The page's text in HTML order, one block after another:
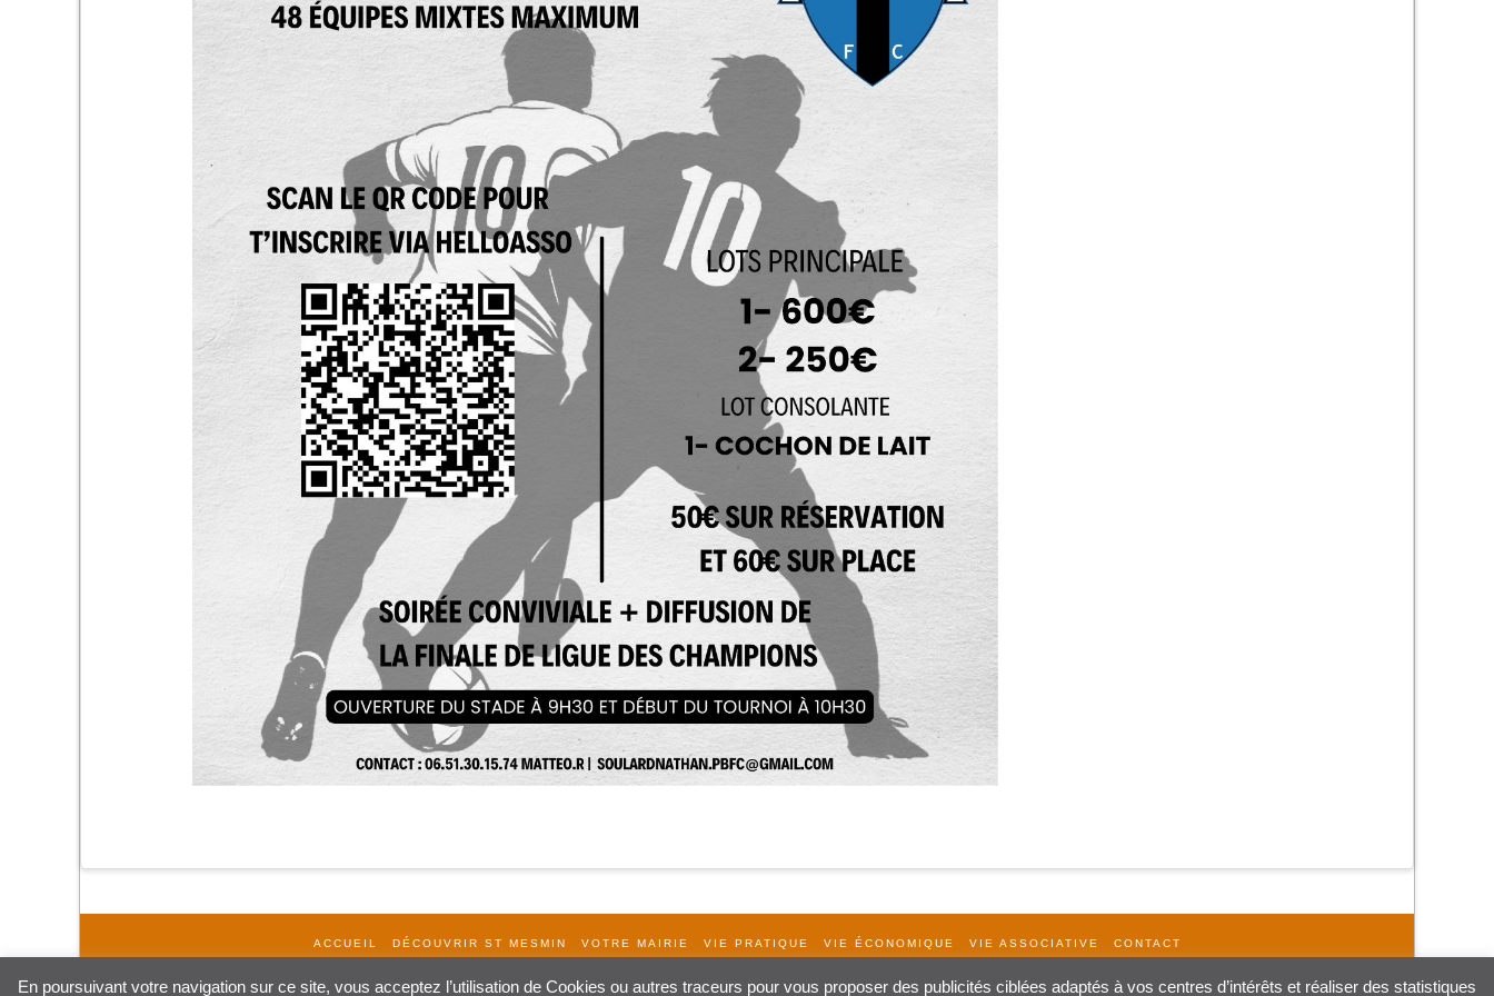
ACCUEIL DÉCOUVRIR ST MESMIN VOTRE MAIRIE VIE PRATIQUE VIE ÉCONOMIQUE VIE ASSOCIATIVE CONTACT
Création Procom Probureau
En poursuivant votre navigation sur ce site, vous acceptez l’utilisation de Cookies ou autres traceurs pour vous proposer des publicités ciblées adaptés à vos centres d’intérêts et réaliser des statistiques